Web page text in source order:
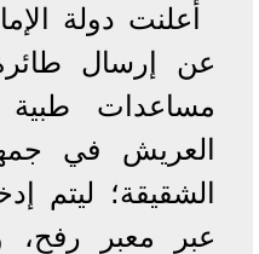
أعلنت دولة
عن إرسال
مساعدات طبية
العريش في
الشقيقة؛ ليتم
عبر معبر رفح،